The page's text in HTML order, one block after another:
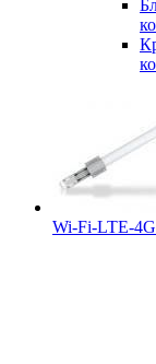
Wi-Fi-LTE-